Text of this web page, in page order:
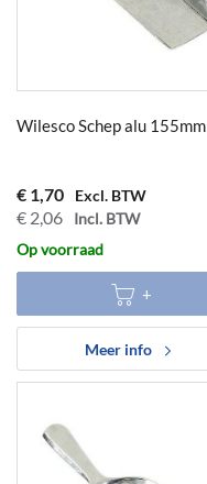
Wilesco Schep alu 155mm
€ 2,06
€ 1,70
Meer info
Op voorraad